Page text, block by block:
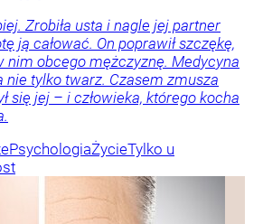
Zrobiła usta i nagle jej partner
ją całować. On poprawił szczękę,
nim obcego mężczyznę. Medycyna
nie tylko twarz. Czasem zmusza
się jej – i człowieka, którego kocha
PsychologiaŻycieTylko u